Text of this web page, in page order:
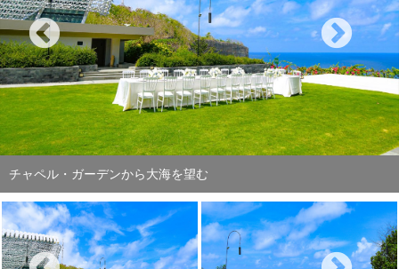
青・白・緑のコントラストが美しい